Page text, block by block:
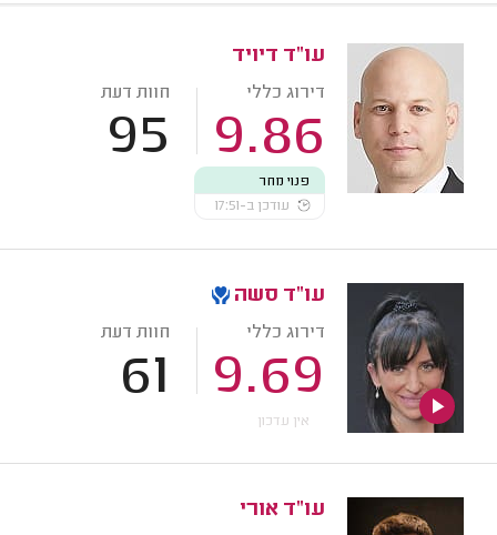
עו"ד דיויד
דירוג כללי
9.86
חוות דעת
95
פנוי מחר
עודכן ב-17:51
עו"ד סשה
דירוג כללי
9.69
חוות דעת
61
אין עדכון
עו"ד אורי